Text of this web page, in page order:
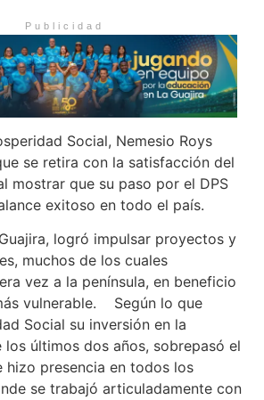
Publicidad
Social, Nemesio Roys
se retira con la satisfacción del
mostrar que su paso por el DPS
exitoso en todo el país.
logró impulsar proyectos y
, muchos de los cuales
vez a la península, en beneficio
vulnerable.
Según lo que
Social su inversión en la
los últimos dos años, sobrepasó el
hizo presencia en todos los
se trabajó articuladamente con